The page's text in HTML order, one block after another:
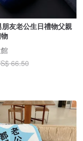
友老公生日禮物父親
66.50